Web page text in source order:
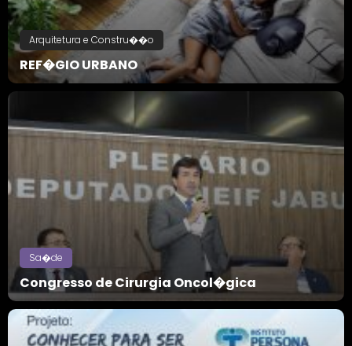
Arquitetura e Constru��o
REF�GIO URBANO
Sa�de
Congresso de Cirurgia Oncol�gica